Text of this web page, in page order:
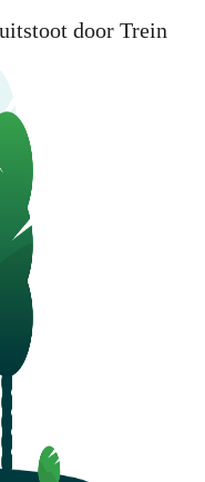
door Trein